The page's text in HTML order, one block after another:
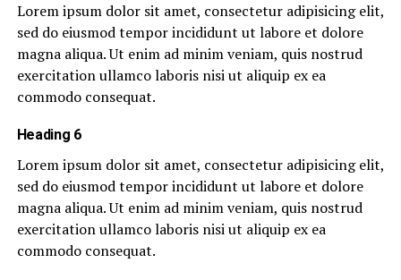
Lorem ipsum dolor sit amet, consectetur adipisicing elit,
sed do eiusmod tempor incididunt ut labore et dolore
magna aliqua. Ut enim ad minim veniam, quis nostrud
exercitation ullamco laboris nisi ut aliquip ex ea
commodo consequat.
Heading 6
Lorem ipsum dolor sit amet, consectetur adipisicing elit,
sed do eiusmod tempor incididunt ut labore et dolore
magna aliqua. Ut enim ad minim veniam, quis nostrud
exercitation ullamco laboris nisi ut aliquip ex ea
commodo consequat.